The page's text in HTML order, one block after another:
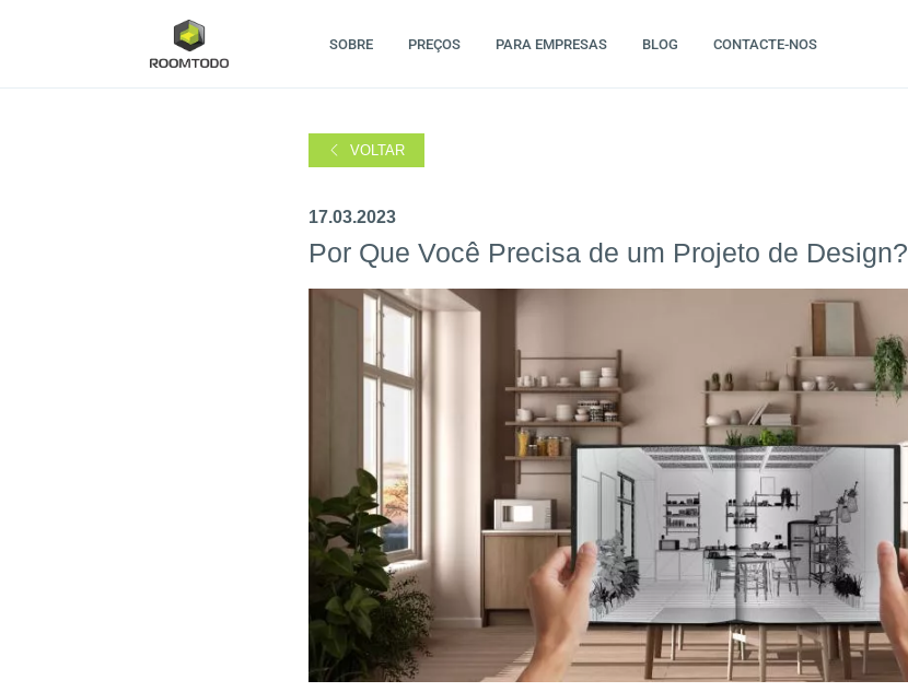
SOBRE PREÇOS PARA EMPRESAS BLOG CONTACTE-NOS
VOLTAR
17.03.2023
Por Que Você Precisa de um Projeto de Design?